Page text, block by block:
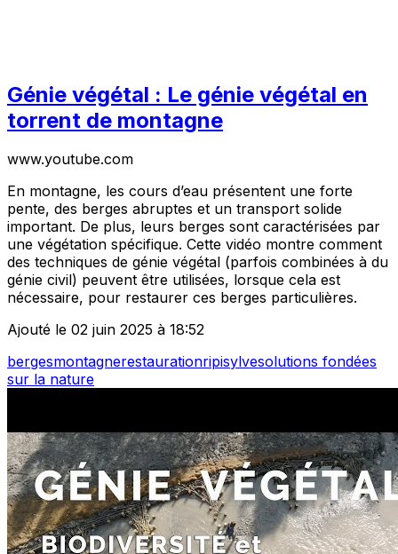
Génie végétal : Le génie végétal en
torrent de montagne
www.youtube.com
En montagne, les cours d’eau présentent une forte
pente, des berges abruptes et un transport solide
important. De plus, leurs berges sont caractérisées par
une végétation spécifique. Cette vidéo montre comment
des techniques de génie végétal (parfois combinées à du
génie civil) peuvent être utilisées, lorsque cela est
nécessaire, pour restaurer ces berges particulières.
Ajouté le 02 juin 2025 à 18:52
bergesmontagnerestaurationripisylvesolutions fondées
sur la nature